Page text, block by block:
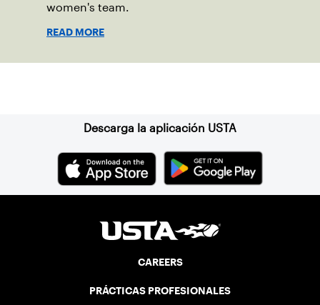
women's team.
READ MORE
Descarga la aplicación USTA
CAREERS
PRÁCTICAS PROFESIONALES